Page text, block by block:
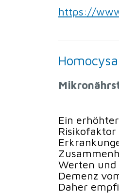
https://
Ein
Werten und
Demenz
Daher